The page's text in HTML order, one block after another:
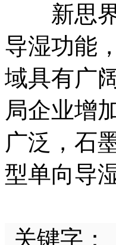
新思
导湿功能
域具有广
局企业增
广泛，石
型单向导
关键字：